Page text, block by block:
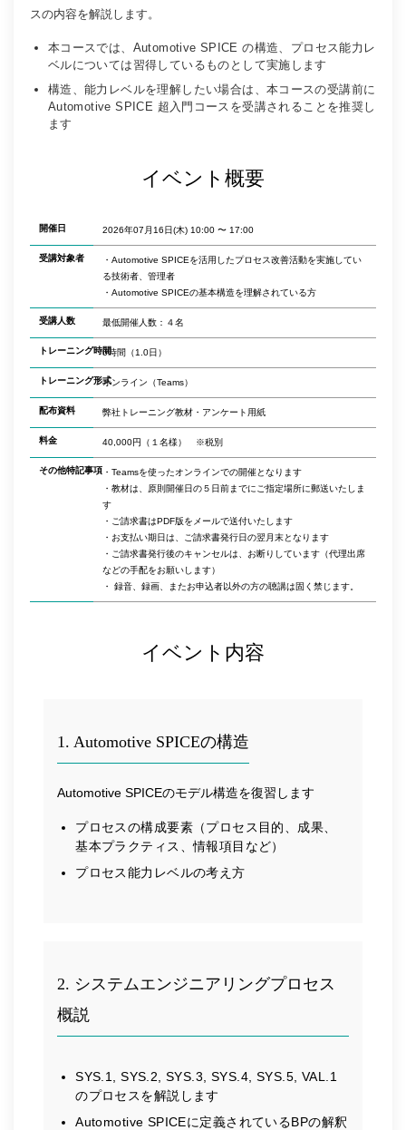
スの内容を解説します。
本コースでは、Automotive SPICE の構造、プロセス能力レ
ベルについては習得しているものとして実施します
構造、能力レベルを理解したい場合は、本コースの受講前に
Automotive SPICE 超入門コースを受講されることを推奨し
ます
イベント概要
開催日 2026年07月16日(木) 10:00 〜 17:00
受講対象者
・Automotive SPICEを活用したプロセス改善活動を実施してい
る技術者、管理者
・Automotive SPICEの基本構造を理解されている方
受講人数 最低開催人数：４名
トレーニング時間6時間（1.0日）
トレーニング形式オンライン（Teams）
配布資料 弊社トレーニング教材・アンケート用紙
料金 40,000円（１名様） ※税別
その他特記事項・Teamsを使ったオンラインでの開催となります
・教材は、原則開催日の５日前までにご指定場所に郵送いたしま
す
・ご請求書はPDF版をメールで送付いたします
・お支払い期日は、ご請求書発行日の翌月末となります
・ご請求書発行後のキャンセルは、お断りしています（代理出席
などの手配をお願いします）
・ 録音、録画、またお申込者以外の方の聴講は固く禁じます。
イベント内容
1. Automotive SPICEの構造
Automotive SPICEのモデル構造を復習します
プロセスの構成要素（プロセス目的、成果、
基本プラクティス、情報項目など）
プロセス能力レベルの考え方
2. システムエンジニアリングプロセス
概説
SYS.1, SYS.2, SYS.3, SYS.4, SYS.5, VAL.1
のプロセスを解説します
Automotive SPICEに定義されているBPの解釈